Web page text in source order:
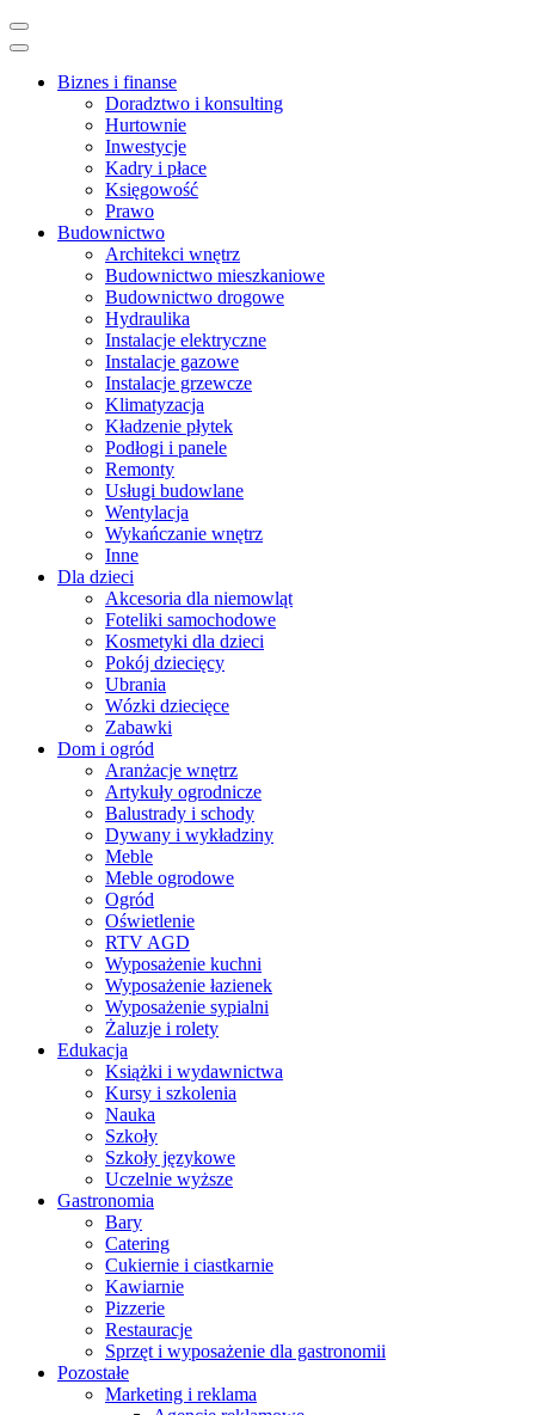
Skip
to
(Press
Biznes i finanse
Doradztwo i konsulting
Hurtownie
Inwestycje
Kadry i płace
Księgowość
Prawo
Budownictwo
Architekci wnętrz
Budownictwo mieszkaniowe
Budownictwo drogowe
Hydraulika
Instalacje elektryczne
Instalacje gazowe
Instalacje grzewcze
Klimatyzacja
Kładzenie płytek
Podłogi i panele
Remonty
Usługi budowlane
Wentylacja
Wykańczanie wnętrz
Inne
Dla dzieci
Akcesoria dla niemowląt
Foteliki samochodowe
Kosmetyki dla dzieci
Pokój dziecięcy
Ubrania
Wózki dziecięce
Zabawki
Dom i ogród
Aranżacje wnętrz
Artykuły ogrodnicze
Balustrady i schody
Dywany i wykładziny
Meble
Meble ogrodowe
Ogród
Oświetlenie
RTV AGD
Wyposażenie kuchni
Wyposażenie łazienek
Wyposażenie sypialni
Żaluzje i rolety
Edukacja
Książki i wydawnictwa
Kursy i szkolenia
Nauka
Szkoły
Szkoły językowe
Uczelnie wyższe
Gastronomia
Bary
Catering
Cukiernie i ciastkarnie
Kawiarnie
Pizzerie
Restauracje
Sprzęt i wyposażenie dla gastronomii
Pozostałe
Marketing i reklama